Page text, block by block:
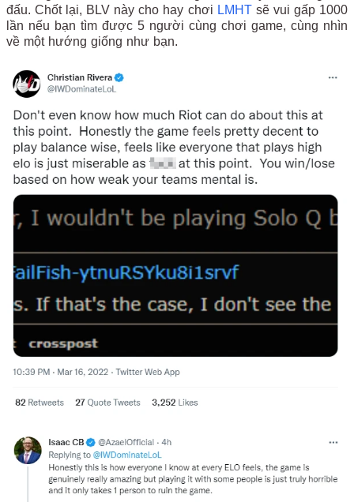
đấu. Chốt lại, BLV này cho hay chơi LMHTsẽ vui gấp 1000
lần nếu bạn tìm được 5 người cùng chơi game, cùng nhìn
về một hướng giống như bạn.